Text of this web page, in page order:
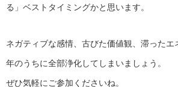
る」ベストタイミングかと思います。
ネガティブな感情、古びた価値観、滞ったエ
年のうちに全部浄化してしまいましょう。
ぜひ気軽にご参加くださいね。